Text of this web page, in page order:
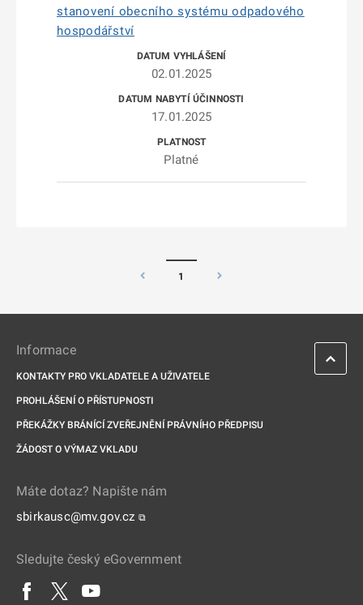
stanovení obecního systému odpadového
hospodářství
02.01.2025
17.01.2025
Platné
1
Informace
KONTAKTY PRO VKLADATELE A UŽIVATELE
PROHLÁŠENÍ O PŘÍSTUPNOSTI
PŘEKÁŽKY BRÁNÍCÍ ZVEŘEJNĚNÍ PRÁVNÍHO PŘEDPISU
ŽÁDOST O VÝMAZ VKLADU
Máte dotaz? Napište nám
sbirkausc@mv.gov.cz ⧉
Sledujte český eGovernment